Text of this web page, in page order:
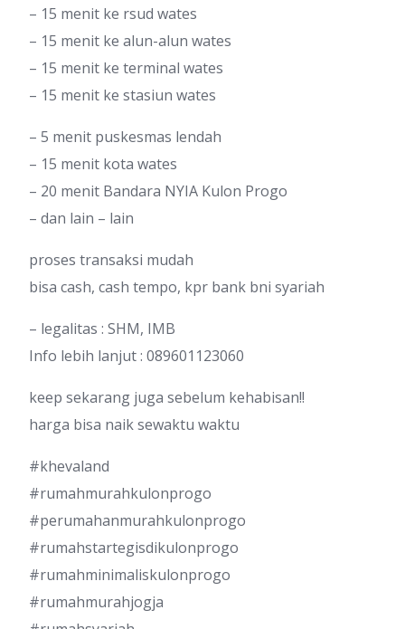
– 15 menit ke rsud wates
– 15 menit ke alun-alun wates
– 15 menit ke terminal wates
– 15 menit ke stasiun wates
– 5 menit puskesmas lendah
– 15 menit kota wates
– 20 menit Bandara NYIA Kulon Progo
– dan lain – lain
proses transaksi mudah
bisa cash, cash tempo, kpr bank bni syariah
– legalitas : SHM, IMB
Info lebih lanjut : 089601123060
keep sekarang juga sebelum kehabisan!!
harga bisa naik sewaktu waktu
#khevaland
#rumahmurahkulonprogo
#perumahanmurahkulonprogo
#rumahstartegisdikulonprogo
#rumahminimaliskulonprogo
#rumahmurahjogja